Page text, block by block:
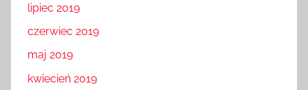
lipiec 2019
czerwiec 2019
maj 2019
kwiecień 2019